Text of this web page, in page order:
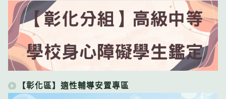
【彰化區】適性輔導安置專區